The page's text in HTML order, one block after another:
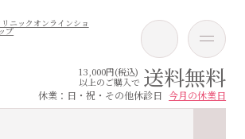
13,000円(税込)
以上のご購入で 送料無料
休業：日・祝・その他休診日 今月の休業日